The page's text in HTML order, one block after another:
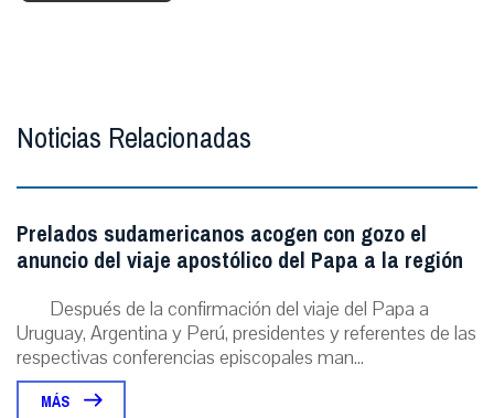
Noticias Relacionadas
Prelados sudamericanos acogen con gozo el
anuncio del viaje apostólico del Papa a la región
Después de la confirmación del viaje del Papa a
Uruguay, Argentina y Perú, presidentes y referentes de las
respectivas conferencias episcopales man...
MÁS